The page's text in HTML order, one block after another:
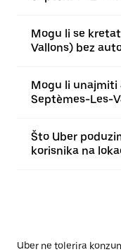
Mogu li se
Vallons) bez
Mogu li unajmiti
Septèmes-Les-
Što Uber
korisnika na
Uber ne tolerira